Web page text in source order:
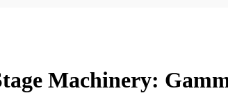
Machinery: